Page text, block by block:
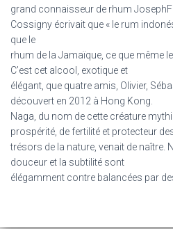
grand connaisseur de rhum
Cossigny écrivait que « le rum
que le
rhum de la Jamaïque, ce que même
C’est cet alcool, exotique et
élégant, que quatre amis, Olivier,
découvert en 2012 à Hong Kong.
Naga, du nom de cette créature
prospérité, de fertilité et protecteur
trésors de la nature, venait de naître.
douceur et la subtilité sont
élégamment contre balancées par